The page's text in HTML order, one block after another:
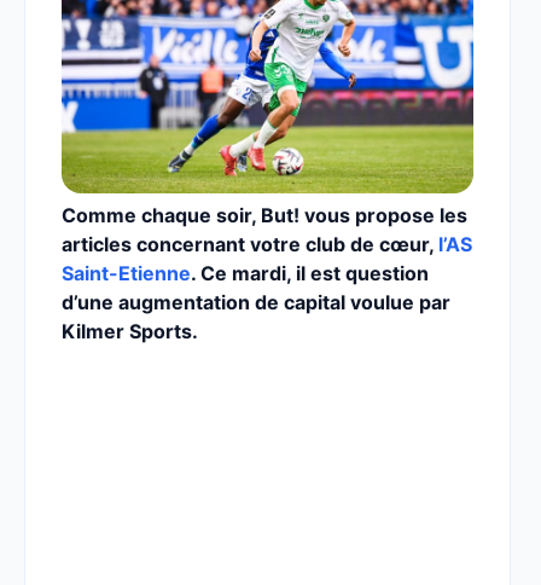
Comme chaque soir, But! vous propose les
articles concernant votre club de cœur, l’AS
Saint-Etienne. Ce mardi, il est question
d’une augmentation de capital voulue par
Kilmer Sports.